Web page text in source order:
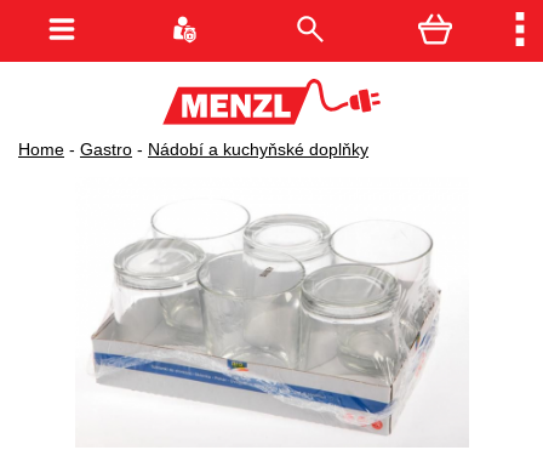
Home - Gastro - Nádobí a kuchyňské doplňky